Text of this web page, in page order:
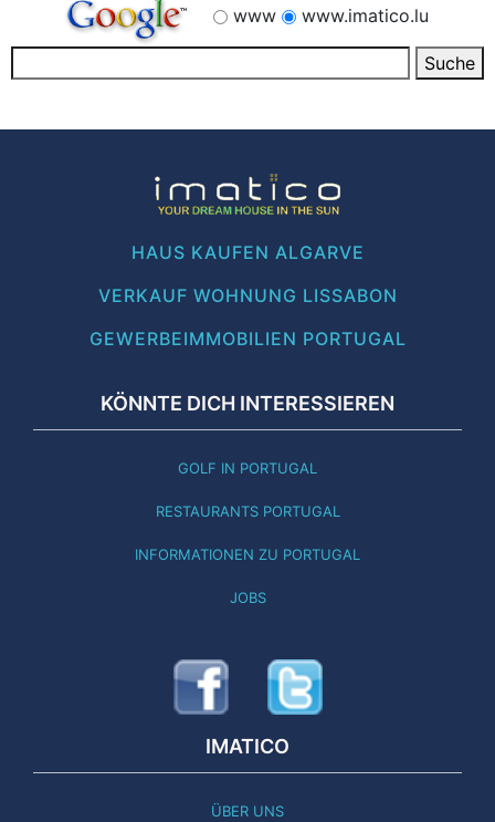
www
www.imatico.lu
HAUS KAUFEN ALGARVE
VERKAUF WOHNUNG LISSABON
GEWERBEIMMOBILIEN PORTUGAL
KÖNNTE DICH INTERESSIEREN
GOLF IN PORTUGAL
RESTAURANTS PORTUGAL
INFORMATIONEN ZU PORTUGAL
JOBS
IMATICO
ÜBER UNS